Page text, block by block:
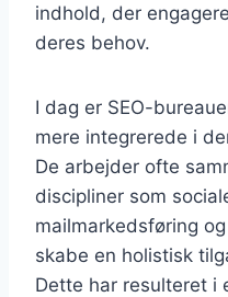
indhold, der
deres behov.
I dag er SEO-
mere integrerede i
De arbejder ofte
discipliner som
mailmarkedsføring
skabe en holistisk
Dette har resulteret i